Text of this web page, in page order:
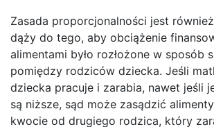
Zasada proporcjonalności jest
dąży do tego, aby obciążenie
alimentami było rozłożone w sposób
pomiędzy rodziców dziecka. Jeśli
dziecka pracuje i zarabia, nawet jeśli
są niższe, sąd może zasądzić
kwocie od drugiego rodzica, który